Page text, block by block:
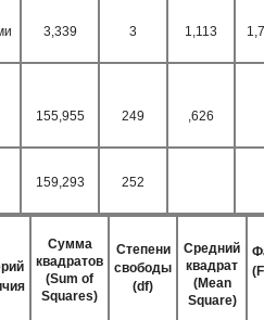
3,339 3 1,113
155,955 249 ,626
159,293 252
Сумма
квадратов
(Sum of
Squares)
Степени
свободы
(df)
Средний
квадрат
(Mean
Square)